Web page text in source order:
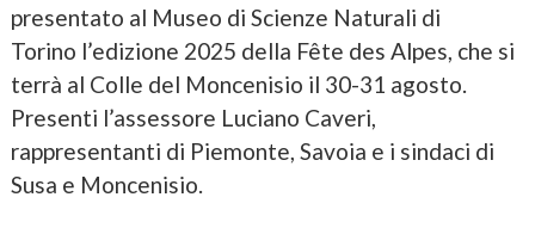
presentato al Museo di Scienze Naturali di
Torino l’edizione 2025 della Fête des Alpes, che si
terrà al Colle del Moncenisio il 30-31 agosto.
Presenti l’assessore Luciano Caveri,
rappresentanti di Piemonte, Savoia e i sindaci di
Susa e Moncenisio.